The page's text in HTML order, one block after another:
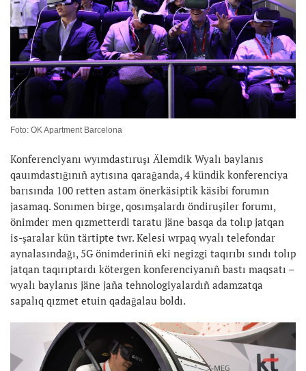
Foto: OK Apartment Barcelona
Konferenciyanı wyımdastıruşı Älemdik Wyalı baylanıs
qauımdastığınıñ aytısına qarağanda, 4 kündik konferenciya
barısında 100 retten astam önerkäsiptik käsibi forumın
jasamaq. Sonımen birge, qosımşalardı öndiruşiler forumı,
önimder men qızmetterdi taratu jäne basqa da tolıp jatqan
is-şaralar kün tärtipte twr. Kelesi wrpaq wyalı telefondar
aynalasındağı, 5G önimderiniñ eki negizgi taqırıbı sındı tolıp
jatqan taqırıptardı kötergen konferenciyanıñ bastı maqsatı –
wyalı baylanıs jäne jaña tehnologiyalardıñ adamzatqa
sapalıq qızmet etuin qadağalau boldı.